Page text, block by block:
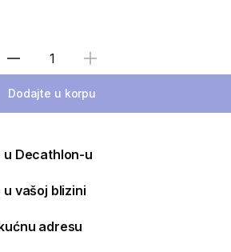
Izaberi količinu
Dodajte u korpu
u Decathlon-u
u vašoj blizini
adresu